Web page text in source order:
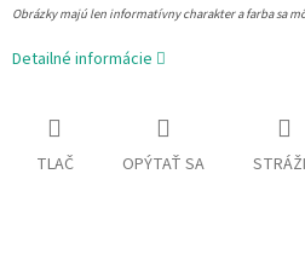
Obrázky majú len informatívny charakter a farba sa
Detailné informácie
TLAČ OPÝTAŤ SA